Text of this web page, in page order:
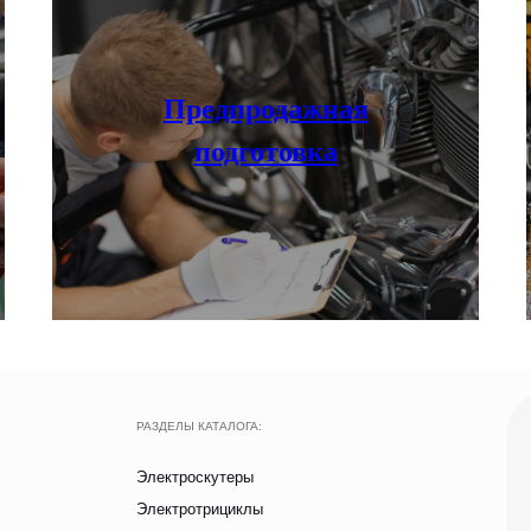
Предпродажная
подготовка
Электроскутеры
Электротрициклы
Электромотоциклы
Электросамокаты
Электровелосипеды
Электроквадроциклы
Грузовые электротрициклы
Электромотоциклы
Аксессуары и прочие товары
+ 7
по всей России
Московская
Павильон Т 10-15
г. Москва,
НАШИ САЛОНЫ: